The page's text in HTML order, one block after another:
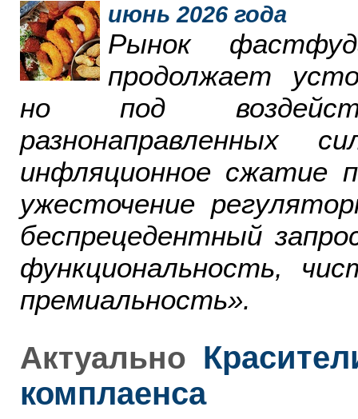
июнь 2026 года
Рынок
продолжает
но под
инфляционное сжатие
ужесточение
беспрецедентный
функциональность,
премиальность».
Актуально
комплаенса